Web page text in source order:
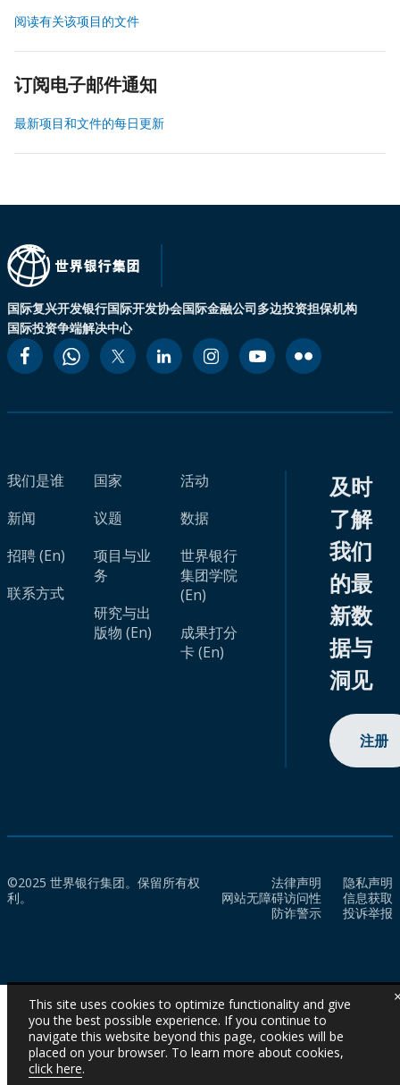
阅读有关该项目的文件
订阅电子邮件通知
最新项目和文件的每日更新
国际复兴开发银行国际开发协会国际金融公司多边投资担保机构
国际投资争端解决中心
我们是谁
新闻
招聘 (En)
联系方式
国家
议题
项目与业
务
研究与出
版物 (En)
活动
数据
世界银行
集团学院
(En)
成果打分
卡 (En)
及时
了解
我们
的最
新数
据与
洞见
注册
©2025 世界银行集团。保留所有权
利。
法律声明
隐私声明
网站无障碍访问性
信息获取
防诈警示
投诉举报
This site uses cookies to optimize functionality and give
you the best possible experience. If you continue to
navigate this website beyond this page, cookies will be
placed on your browser. To learn more about cookies,
click here.